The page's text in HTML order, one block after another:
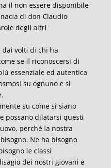
il non essere disponibile
di don Claudio
degli altri
dai volti di chi ha
se il riconoscersi di
essenziale ed autentica
su ognuno e si
su come si siano
possano dilatarsi questi
perché la nostra
Ne ha bisogno
le classi
dei nostri giovani e